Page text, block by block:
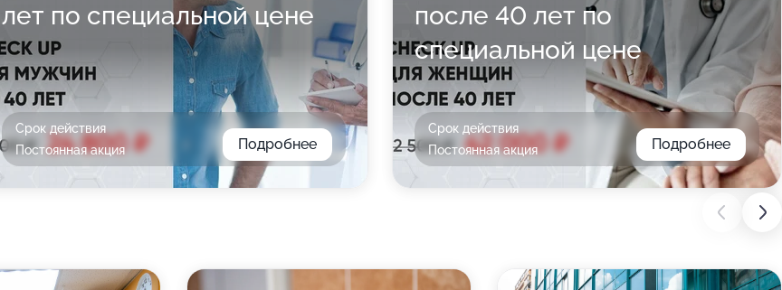
лет по специальной цене
Срок действия
Постоянная акция
Подробнее
после 40 лет по
специальной цене
Срок действия
Постоянная акция
Подробнее